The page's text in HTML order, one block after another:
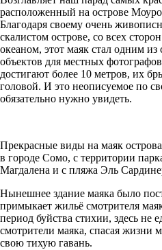
расположенный на острове
Благодаря своему очень
скалистом острове, со всех
океаном, этот маяк стал одним
объектов для местных
достигают более 10 метров, их
головой. И это неописуемое по
обязательно нужно увидеть.
Прекрасные виды на маяк
в городе Сомо, с территории
Магдалена и с пляжа Эль
Нынешнее здание маяка было
примыкает жильё смотрителя
период буйства стихии, здесь не
смотрители маяка, спасая
свою тихую гавань.